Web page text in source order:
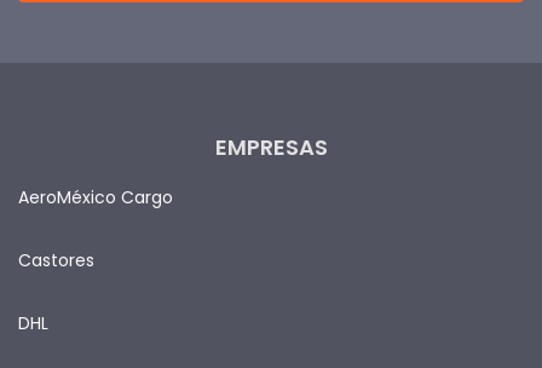
EMPRESAS
AeroMéxico Cargo
Castores
DHL